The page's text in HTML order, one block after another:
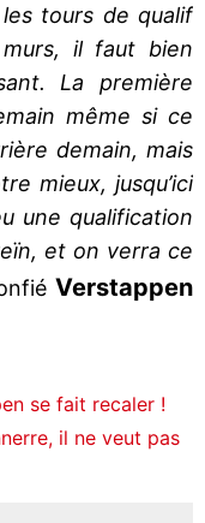
tours de qualif
il faut bien
La première
même si ce
demain, mais
mieux, jusqu’ici
une qualification
et on verra ce
Verstappen
se fait recaler !
il ne veut pas